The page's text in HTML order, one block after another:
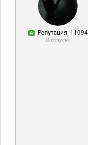
А Репутация: 11094
В отпуске